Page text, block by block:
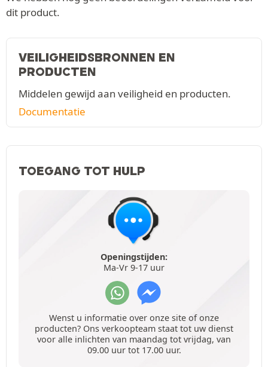
dit product.
VEILIGHEIDSBRONNEN EN
PRODUCTEN
Middelen gewijd aan veiligheid en producten.
Documentatie
TOEGANG TOT HULP
Openingstijden:
Ma-Vr 9-17 uur
Wenst u informatie over onze site of onze
producten? Ons verkoopteam staat tot uw dienst
voor alle inlichten van maandag tot vrijdag, van
09.00 uur tot 17.00 uur.